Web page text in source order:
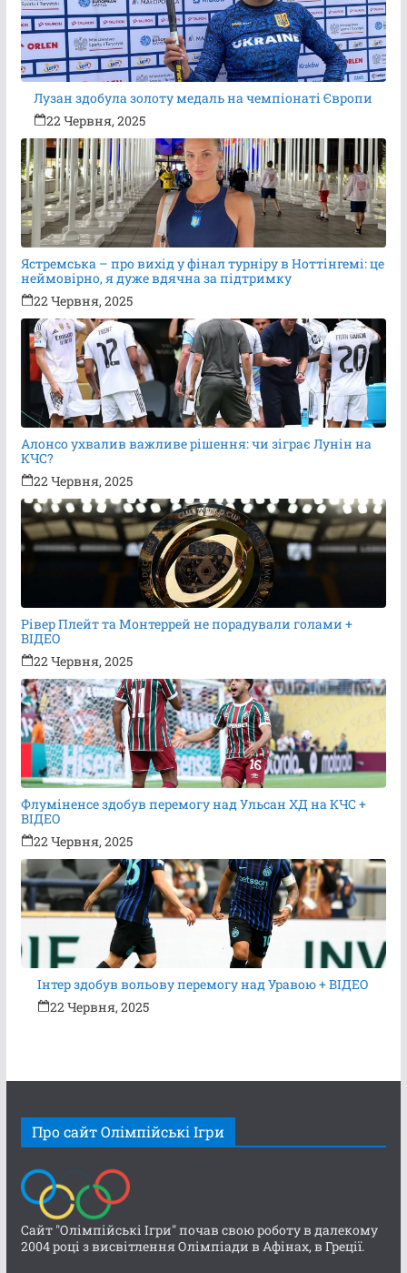
Лузан здобула золоту медаль на чемпіонаті Європи
22 Червня, 2025
Ястремська – про вихід у фінал турніру в Ноттінгемі: це
неймовірно, я дуже вдячна за підтримку
22 Червня, 2025
Алонсо ухвалив важливе рішення: чи зіграє Лунін на
КЧС?
22 Червня, 2025
Рівер Плейт та Монтеррей не порадували голами +
ВІДЕО
22 Червня, 2025
Флуміненсе здобув перемогу над Ульсан ХД на КЧС +
ВІДЕО
22 Червня, 2025
Інтер здобув вольову перемогу над Уравою + ВІДЕО
22 Червня, 2025
Про сайт Олімпійські Ігри
Сайт "Олімпійські Ігри" почав свою роботу в далекому
2004 році з висвітлення Олімпіади в Афінах, в Греції.